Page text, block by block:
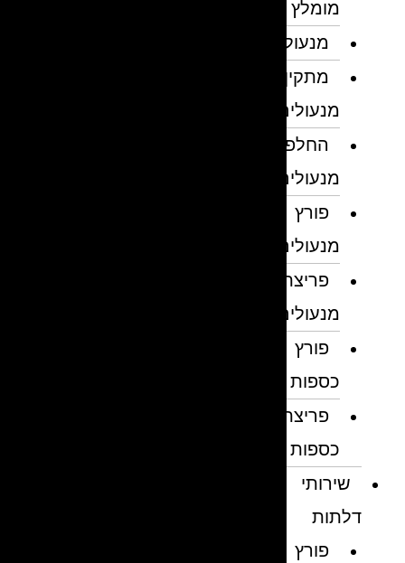
מומלץ
מנעולנים
מתקין
מנעולים
החלפת
מנעולים
פורץ
מנעולים
פריצת
מנעולים
פורץ
כספות
פריצת
כספות
שירותי
דלתות
פורץ